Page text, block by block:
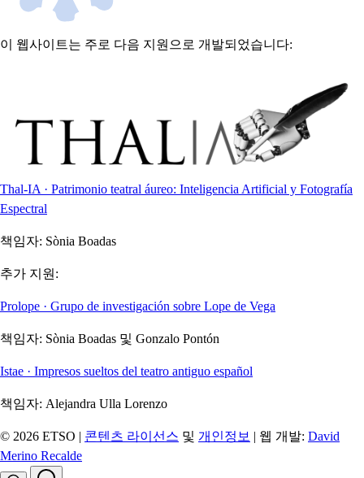
이 웹사이트는 주로 다음 지원으로 개발되었습니다:
Thal-IA · Patrimonio teatral áureo: Inteligencia Artificial y Fotografía
Espectral
책임자: Sònia Boadas
추가 지원:
Prolope · Grupo de investigación sobre Lope de Vega
책임자: Sònia Boadas 및 Gonzalo Pontón
Istae · Impresos sueltos del teatro antiguo español
책임자: Alejandra Ulla Lorenzo
© 2026 ETSO | 콘텐츠 라이선스 및 개인정보 | 웹 개발: David
Merino Recalde